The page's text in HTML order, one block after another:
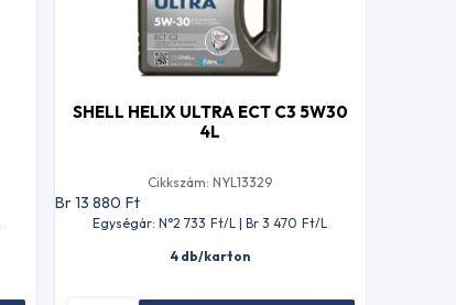
SHELL HELIX ULTRA ECT C3 5W30
4L
Cikkszám: NYL13329
Br 13 880 Ft
Egységár: N°2 733 Ft/L | Br 3 470 Ft/L
4 db/karton